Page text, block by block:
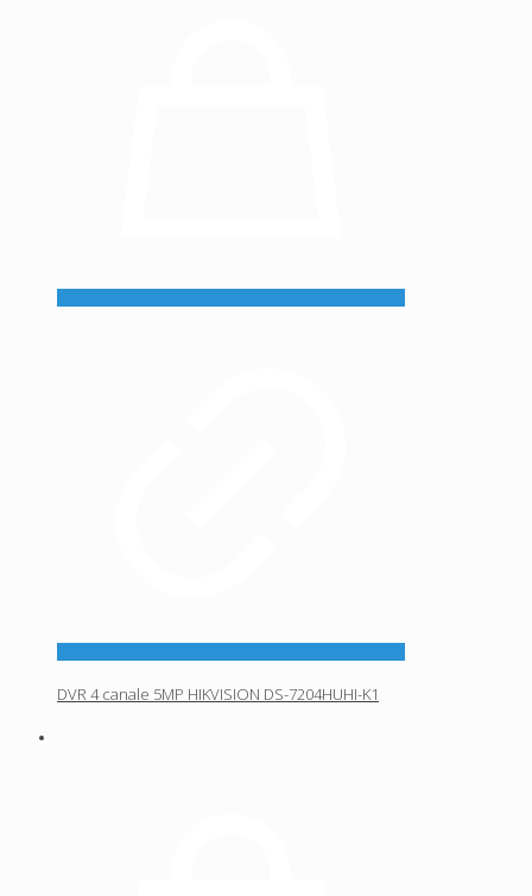
DVR 4 canale 5MP HIKVISION DS-7204HUHI-K1